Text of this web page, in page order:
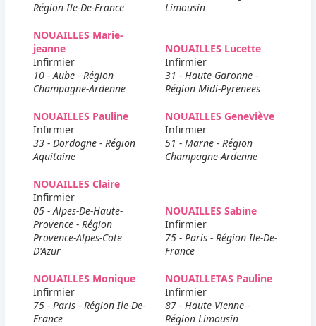
Région Ile-De-France
Limousin
NOUAILLES Marie-
jeanne
Infirmier
10 - Aube - Région
Champagne-Ardenne
NOUAILLES Lucette
Infirmier
31 - Haute-Garonne -
Région Midi-Pyrenees
NOUAILLES Pauline
Infirmier
33 - Dordogne - Région
Aquitaine
NOUAILLES Geneviève
Infirmier
51 - Marne - Région
Champagne-Ardenne
NOUAILLES Claire
Infirmier
05 - Alpes-De-Haute-
Provence - Région
Provence-Alpes-Cote
D'Azur
NOUAILLES Sabine
Infirmier
75 - Paris - Région Ile-De-
France
NOUAILLES Monique
Infirmier
75 - Paris - Région Ile-De-
France
NOUAILLETAS Pauline
Infirmier
87 - Haute-Vienne -
Région Limousin